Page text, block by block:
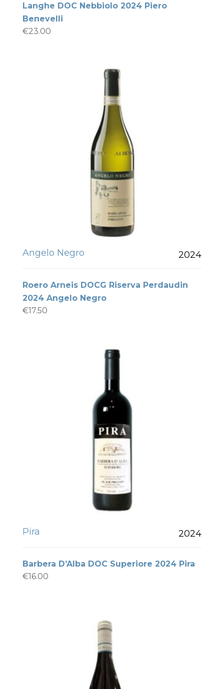
Langhe DOC Nebbiolo 2024 Piero
Benevelli
€23.00
Angelo Negro 2024
Roero Arneis DOCG Riserva Perdaudin
2024 Angelo Negro
€17.50
Pira 2024
Barbera D’Alba DOC Superiore 2024 Pira
€16.00